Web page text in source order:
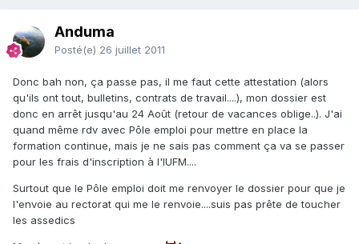
Anduma
Posté(e) 26 juillet 2011
Donc bah non, ça passe pas, il me faut cette attestation (alors
qu'ils ont tout, bulletins, contrats de travail....), mon dossier est
donc en arrêt jusqu'au 24 Août (retour de vacances oblige..). J'ai
quand même rdv avec Pôle emploi pour mettre en place la
formation continue, mais je ne sais pas comment ça va se passer
pour les frais d'inscription à l'IUFM....
Surtout que le Pôle emploi doit me renvoyer le dossier pour que je
l'envoie au rectorat qui me le renvoie....suis pas prête de toucher
les assedics